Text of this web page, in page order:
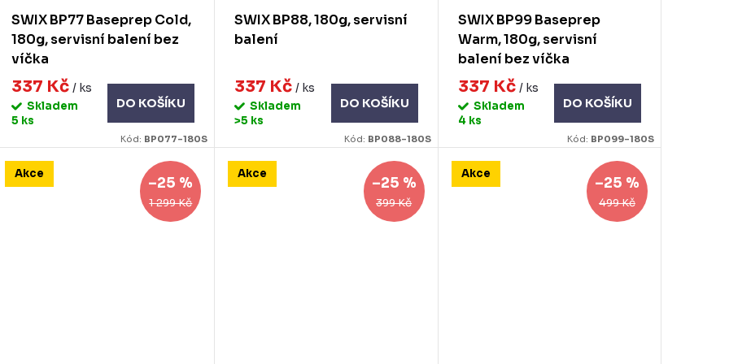
SWIX BP77 Baseprep Cold,
180g, servisní balení bez
víčka
337 Kč / ks
Skladem
5 ks
DO KOŠÍKU
Kód: BP077-180S
SWIX BP88, 180g, servisní
balení
337 Kč/ ks
Skladem
>5 ks
DO KOŠÍKU
Kód: BP088-180S
SWIX BP99 Baseprep
Warm, 180g, servisní
balení bez víčka
337 Kč / ks
Skladem
4 ks
DO KOŠÍKU
Kód: BP099-180S
Akce
1 299 Kč
–25 % Akce
399 Kč
–25 % Akce
499 Kč
–25 %